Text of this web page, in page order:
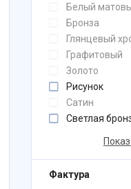
Белый
Бронза
Глянцевый
Графитовый
Золото
Рисунок
Сатин
Светлая
Фактура